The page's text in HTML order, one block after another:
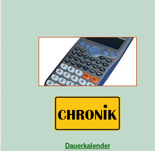
Dauerkalender